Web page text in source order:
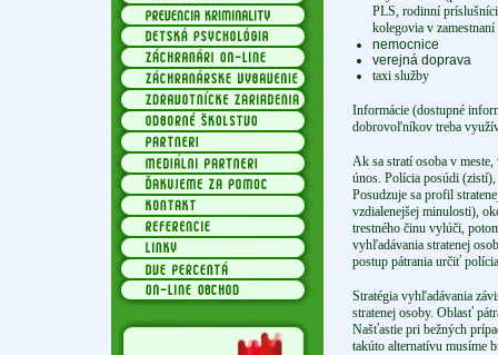
PLS, rodinní
kolegovia v zamestnaní
nemocnice
verejná doprava
taxi služby
Informácie (dostupné
dobrovoľníkov treba
Ak sa stratí osoba v
únos. Polícia posúdi
Posudzuje sa profil
vzdialenejšej minulosti),
trestného činu vylúči,
vyhľadávania stratenej
postup pátrania určiť
Stratégia vyhľadávania
stratenej osoby. Oblasť
Našťastie pri bežných
takúto alternatívu musíme